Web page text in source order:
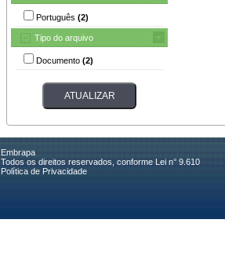
Português (2)
Tipo do arquivo
Documento (2)
Embrapa
Todos os direitos reservados, conforme Lei n° 9.610
Política de Privacidade